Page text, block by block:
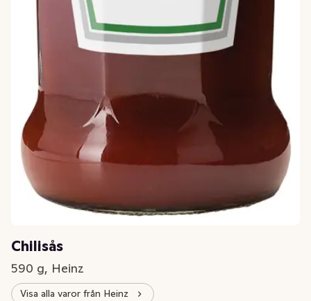
Chilisås
590 g, Heinz
Visa alla varor från Heinz